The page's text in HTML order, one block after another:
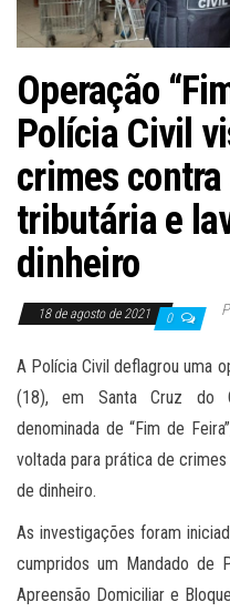
Operação
Polícia Civil
crimes
tributária e
dinheiro
18 de agosto de 2021 0
A Polícia Civil deflagrou uma
(18), em Santa Cruz do
denominada de “Fim de
voltada para prática de
de dinheiro.
As investigações foram
cumpridos um Mandado de
Apreensão Domiciliar e